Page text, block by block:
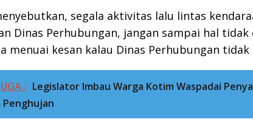
segala aktivitas lalu lintas
Dinas Perhubungan, jangan sampai hal
menuai kesan kalau Dinas Perhubungan tidak
: Legislator Imbau Warga Kotim Waspadai
Penghujan